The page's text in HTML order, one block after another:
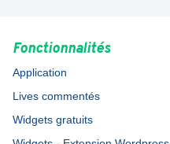
Fonctionnalités
Application
Lives commentés
Widgets gratuits